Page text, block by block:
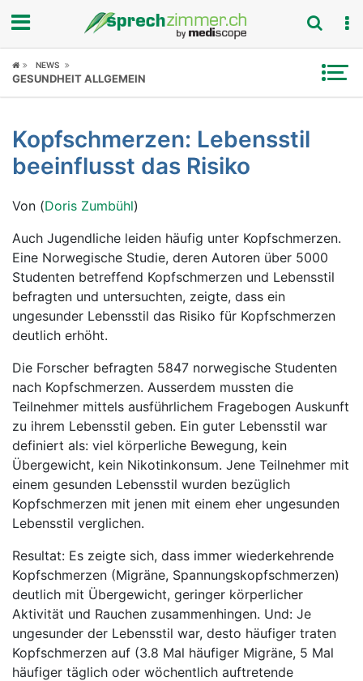
Fokus
Symptome
Ratgeber
Rubriken
NEWS
GESUNDHEIT ALLGEMEIN
Kopfschmerzen: Lebensstil
beeinflusst das Risiko
Von (Doris Zumbühl)
Auch Jugendliche leiden häufig unter Kopfschmerzen.
Eine Norwegische Studie, deren Autoren über 5000
Studenten betreffend Kopfschmerzen und Lebensstil
befragten und untersuchten, zeigte, dass ein
ungesunder Lebensstil das Risiko für Kopfschmerzen
deutlich erhöht.
Die Forscher befragten 5847 norwegische Studenten
nach Kopfschmerzen. Ausserdem mussten die
Teilnehmer mittels ausführlichem Fragebogen Auskunft
zu ihrem Lebensstil geben. Ein guter Lebensstil war
definiert als: viel körperliche Bewegung, kein
Übergewicht, kein Nikotinkonsum. Jene Teilnehmer mit
einem gesunden Lebensstil wurden bezüglich
Kopfschmerzen mit jenen mit einem eher ungesunden
Lebensstil verglichen.
Resultat: Es zeigte sich, dass immer wiederkehrende
Kopfschmerzen (Migräne, Spannungskopfschmerzen)
deutlich mit Übergewicht, geringer körperlicher
Aktivität und Rauchen zusammenhingen. Und: Je
ungesunder der Lebensstil war, desto häufiger traten
Kopfschmerzen auf (3.8 Mal häufiger Migräne, 5 Mal
häufiger täglich oder wöchentlich auftretende